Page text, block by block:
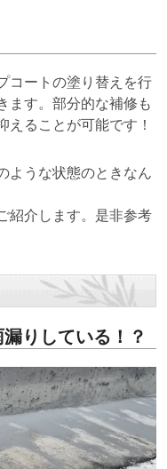
コートの塗り替えを行
ます。部分的な補修も
えることが可能です！
ような状態のときなん
紹介します。是非参考
りしている！？